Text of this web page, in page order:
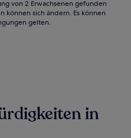
von 2 Erwachsenen gefunden
können sich ändern. Es können
gelten.
in